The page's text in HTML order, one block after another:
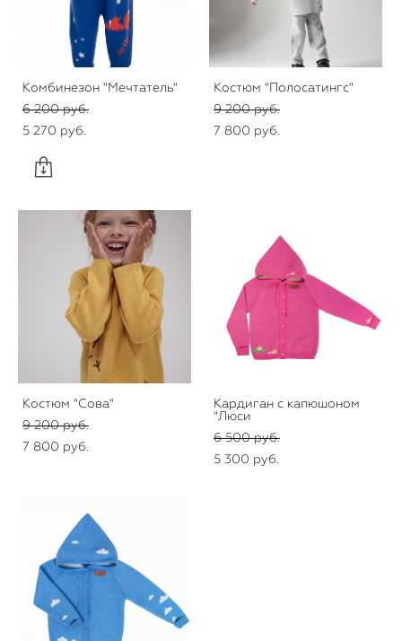
Комбинезон "Мечтатель"
6 200 pуб.
5 270 pуб.
Костюм "Полосатингс"
9 200 pуб.
7 800 pуб.
Костюм "Сова"
9 200 pуб.
7 800 pуб.
Кардиган с капюшоном
"Люси
6 500 pуб.
5 300 pуб.